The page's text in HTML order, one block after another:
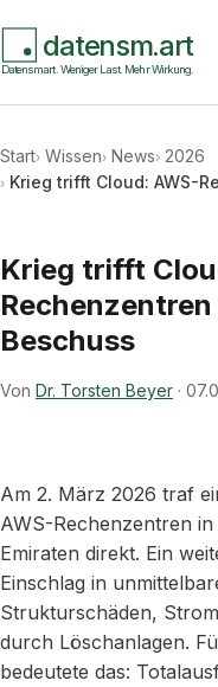
datensm.art
Datensmart. Weniger Last. Mehr Wirkung.
Start Wissen News 2026
Krieg trifft Cloud: AWS-
Krieg trifft
Beschuss
Von Dr. Torsten Beyer ·
Am 2. März 2026 traf
AWS-Rechenzentren
Emiraten direkt. Ein
Einschlag in
Strukturschäden,
durch Löschanlagen.
bedeutete das: